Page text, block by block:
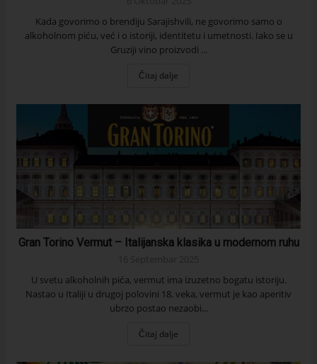
Kada govorimo o brendiju Sarajishvili, ne govorimo samo o
alkoholnom piću, već i o istoriji, identitetu i umetnosti. Iako se u
Gruziji vino proizvodi ...
Čitaj dalje
Gran Torino Vermut – Italijanska klasika u modernom ruhu
U svetu alkoholnih pića, vermut ima izuzetno bogatu istoriju.
Nastao u Italiji u drugoj polovini 18. veka, vermut je kao aperitiv
ubrzo postao nezaobi...
Čitaj dalje